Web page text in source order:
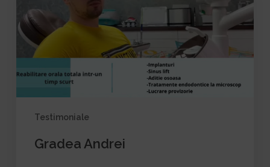
Testimoniale
Gradea Andrei